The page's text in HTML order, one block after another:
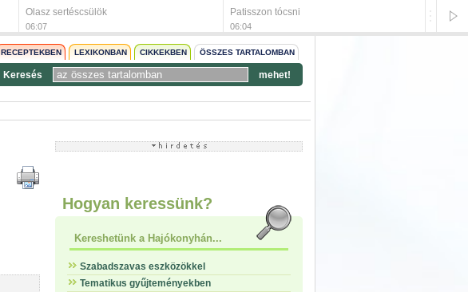
Olasz sertéscsülök
06:07
Patisszon tócsni
06:04
RECEPTEKBEN LEXIKONBAN CIKKEKBEN ÖSSZES TARTALOMBAN
Keresés mehet!
Hogyan keressünk?
Kereshetünk a Hajókonyhán...
Szabadszavas eszközökkel
Tematikus gyűjteményekben